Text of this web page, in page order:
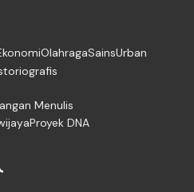
OlahragaSainsUrban
Menulis
Proyek DNA